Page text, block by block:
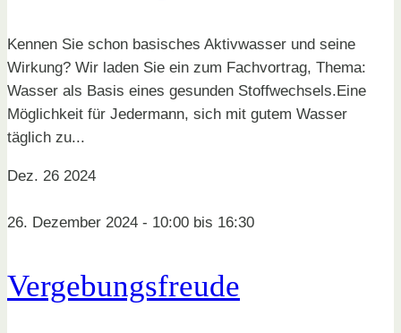
Kennen Sie schon basisches Aktivwasser und seine
Wirkung? Wir laden Sie ein zum Fachvortrag, Thema:
Wasser als Basis eines gesunden Stoffwechsels.Eine
Möglichkeit für Jedermann, sich mit gutem Wasser
täglich zu...
Dez. 26 2024
26. Dezember 2024 - 10:00 bis 16:30
Vergebungsfreude